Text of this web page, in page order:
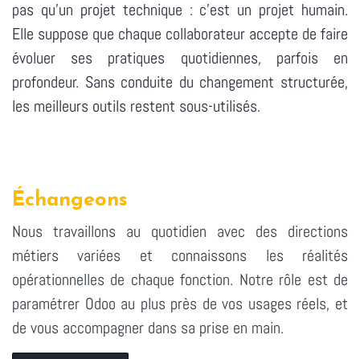
pas qu'un projet technique : c'est un projet humain.
Elle suppose que chaque collaborateur accepte de faire
évoluer ses pratiques quotidiennes, parfois en
profondeur. Sans conduite du changement structurée,
les meilleurs outils restent sous-utilisés.
Échangeons
Nous travaillons au quotidien avec des directions
métiers variées et connaissons les réalités
opérationnelles de chaque fonction. Notre rôle est de
paramétrer Odoo au plus près de vos usages réels, et
de vous accompagner dans sa prise en main.